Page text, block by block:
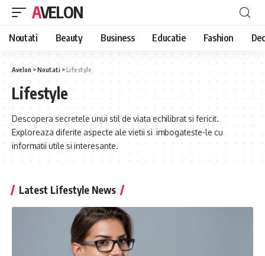
AVELON
Noutati Beauty Business Educatie Fashion
Avelon >Noutati >Lifestyle
Lifestyle
Descopera secretele unui stil de viata echilibrat si fericit.
Exploreaza diferite aspecte ale vietii si imbogateste-le cu
informatii utile si interesante.
Latest Lifestyle News